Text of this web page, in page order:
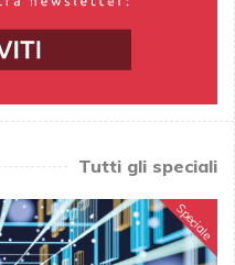
Tutti gli speciali
Speciale